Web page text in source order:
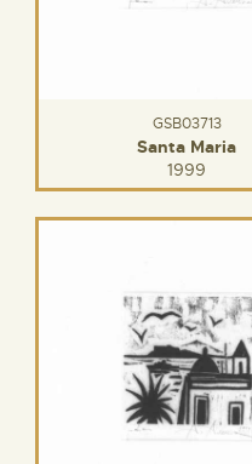
GSB03713
Santa Maria
1999